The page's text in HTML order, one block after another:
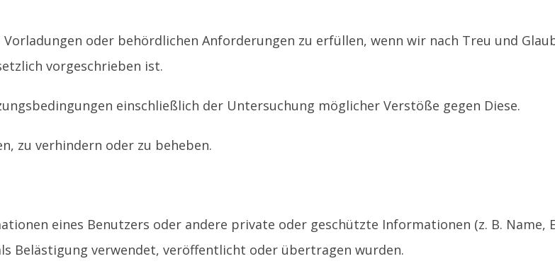
oder behördlichen Anforderungen zu erfüllen, wenn wir nach Treu und
vorgeschrieben ist.
einschließlich der Untersuchung möglicher Verstöße gegen Diese.
zu verhindern oder zu beheben.
eines Benutzers oder andere private oder geschützte Informationen (z. B. Name,
Belästigung verwendet, veröffentlicht oder übertragen wurden.